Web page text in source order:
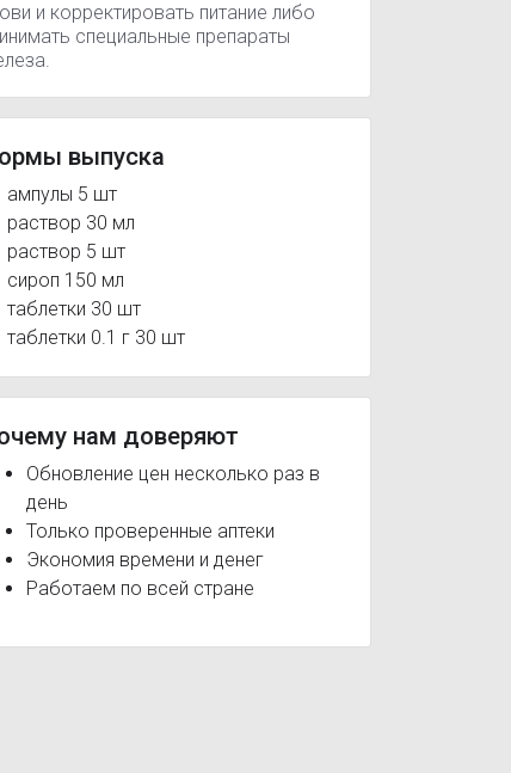
и корректировать питание либо
специальные препараты
выпуска
ампулы 5 шт
раствор 30 мл
раствор 5 шт
сироп 150 мл
таблетки 30 шт
таблетки 0.1 г 30 шт
нам доверяют
Обновление цен несколько раз в
день
Только проверенные аптеки
Экономия времени и денег
Работаем по всей стране